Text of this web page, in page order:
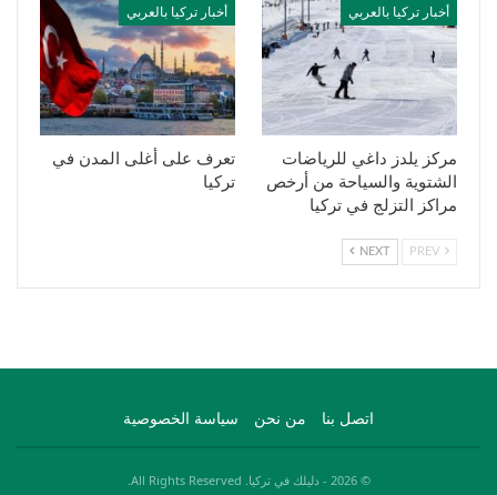
أخبار تركيا بالعربي
مركز يلدز داغي للرياضات
الشتوية والسياحة من أرخص
مراكز التزلج في تركيا
أخبار تركيا بالعربي
تعرف على أغلى المدن في
تركيا
NEXT
اتصل بنا من نحن سياسة الخصوصية
© 2026 - دليلك في تركيا. All Rights Reserved.